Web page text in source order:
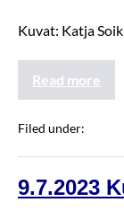
Kuvat: Katja
Read more
Filed under:
9.7.2023